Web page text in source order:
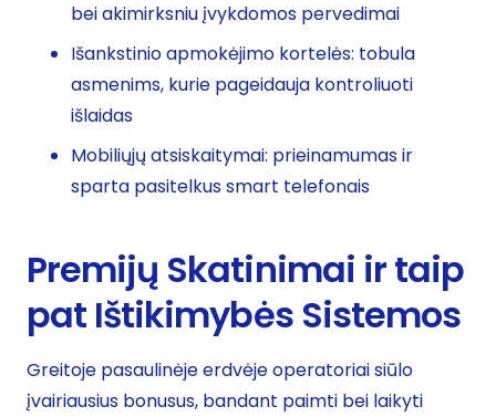
bei akimirksniu įvykdomos pervedimai
Išankstinio apmokėjimo kortelės: tobula
asmenims, kurie pageidauja kontroliuoti
išlaidas
Mobiliųjų atsiskaitymai: prieinamumas ir
sparta pasitelkus smart telefonais
Premijų Skatinimai ir taip
pat Ištikimybės Sistemos
Greitoje pasaulinėje erdvėje operatoriai siūlo
įvairiausius bonusus, bandant paimti bei laikyti